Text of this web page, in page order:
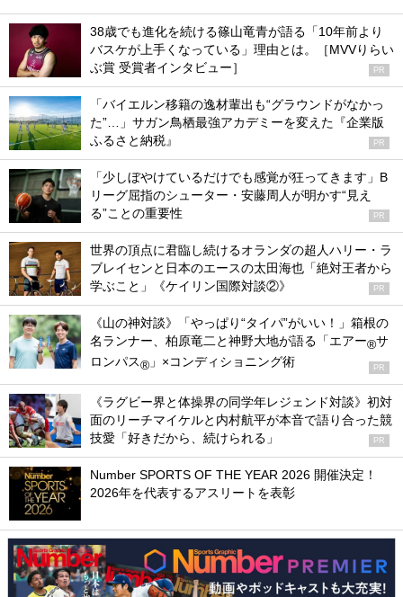
38歳でも進化を続ける篠山竜青が語る「10年前より
バスケが上手くなっている」理由とは。［MVVりらい
ぶ賞 受賞者インタビュー］
PR
「バイエルン移籍の逸材輩出も“グラウンドがなかっ
た”…」サガン鳥栖最強アカデミーを変えた『企業版
ふるさと納税』
PR
「少しぼやけているだけでも感覚が狂ってきます」B
リーグ屈指のシューター・安藤周人が明かす“見え
る”ことの重要性
PR
世界の頂点に君臨し続けるオランダの超人ハリー・ラ
ブレイセンと日本のエースの太田海也「絶対王者から
学ぶこと」《ケイリン国際対談②》
PR
《山の神対談》「やっぱり“タイパ”がいい！」箱根の
名ランナー、柏原竜二と神野大地が語る「エアー®サ
ロンパス® 」×コンディショニング術 PR
《ラグビー界と体操界の同学年レジェンド対談》初対
面のリーチマイケルと内村航平が本音で語り合った競
技愛「好きだから、続けられる」
PR
Number SPORTS OF THE YEAR 2026 開催決定！
2026年を代表するアスリートを表彰